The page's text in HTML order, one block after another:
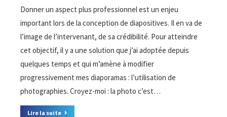
Donner un aspect plus professionnel est un enjeu
important lors de la conception de diapositives. Il en va de
l’image de l’intervenant, de sa crédibilité. Pour atteindre
cet objectif, il y a une solution que j’ai adoptée depuis
quelques temps et qui m’amène à modifier
progressivement mes diaporamas : l’utilisation de
photographies. Croyez-moi : la photo c’est…
Lire la suite